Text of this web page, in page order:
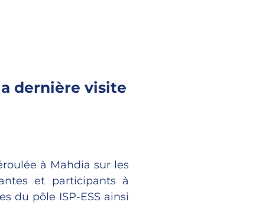
dernière visite
à Mahdia sur les
et participants à
du pôle ISP-ESS ainsi